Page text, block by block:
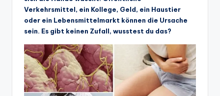
Verkehrsmittel, ein Kollege, Geld, ein Haustier
oder ein Lebensmittelmarkt können die Ursache
sein. Es gibt keinen Zufall, wusstest du das?